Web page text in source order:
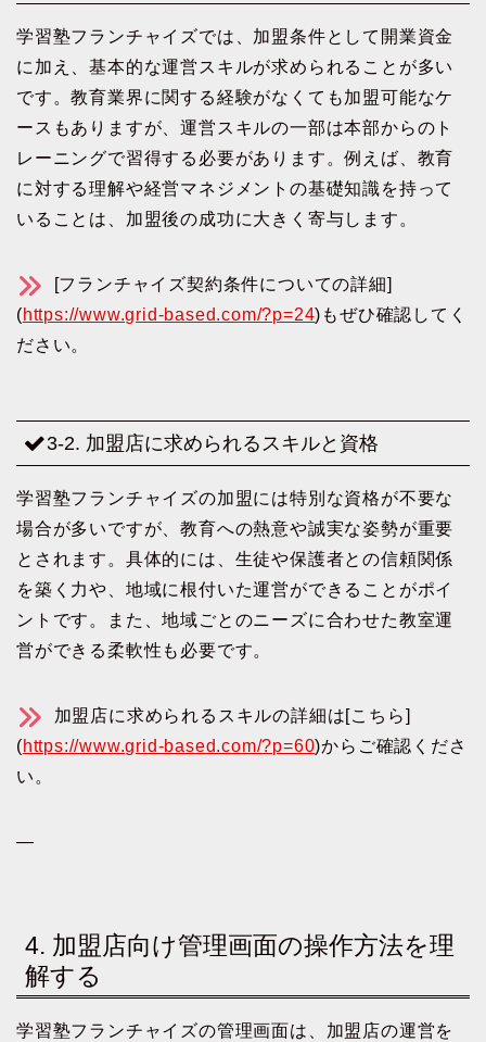
学習塾フランチャイズでは、加盟条件として開業資金
に加え、基本的な運営スキルが求められることが多い
です。教育業界に関する経験がなくても加盟可能なケ
ースもありますが、運営スキルの一部は本部からのト
レーニングで習得する必要があります。例えば、教育
に対する理解や経営マネジメントの基礎知識を持って
いることは、加盟後の成功に大きく寄与します。
[フランチャイズ契約条件についての詳細]
(https://www.grid-based.com/?p=24)もぜひ確認してく
ださい。
3-2. 加盟店に求められるスキルと資格
学習塾フランチャイズの加盟には特別な資格が不要な
場合が多いですが、教育への熱意や誠実な姿勢が重要
とされます。具体的には、生徒や保護者との信頼関係
を築く力や、地域に根付いた運営ができることがポイ
ントです。また、地域ごとのニーズに合わせた教室運
営ができる柔軟性も必要です。
加盟店に求められるスキルの詳細は[こちら]
(https://www.grid-based.com/?p=60)からご確認くださ
い。
—
4. 加盟店向け管理画面の操作方法を理
解する
学習塾フランチャイズの管理画面は、加盟店の運営を